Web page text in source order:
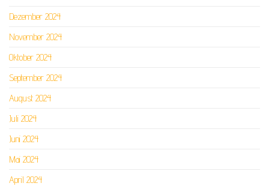
Dezember 2024
November 2024
Oktober 2024
September 2024
August 2024
Juli 2024
Juni 2024
Mai 2024
April 2024